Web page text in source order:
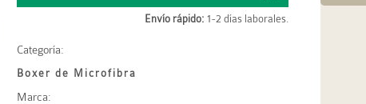
Envío rápido: 1-2 días laborales.
Categoría:
Boxer de Microfibra
Marca: